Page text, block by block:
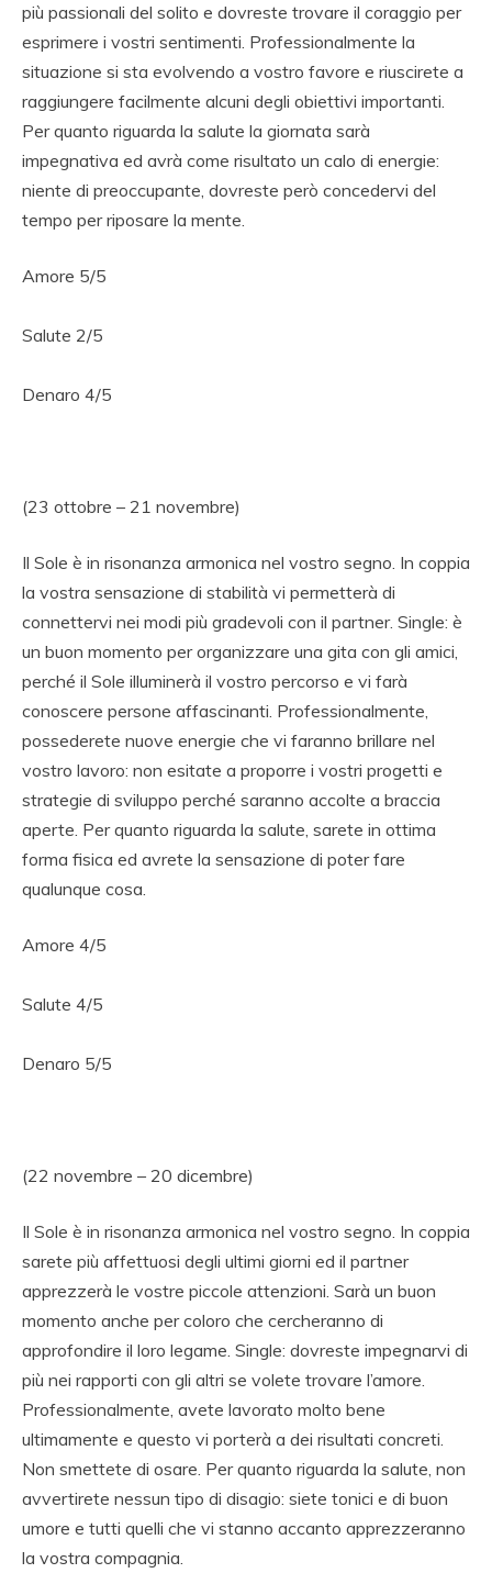
più passionali del solito e dovreste trovare il coraggio per
esprimere i vostri sentimenti. Professionalmente la
situazione si sta evolvendo a vostro favore e riuscirete a
raggiungere facilmente alcuni degli obiettivi importanti.
Per quanto riguarda la salute la giornata sarà
impegnativa ed avrà come risultato un calo di energie:
niente di preoccupante, dovreste però concedervi del
tempo per riposare la mente.
Amore 5/5
Salute 2/5
Denaro 4/5
(23 ottobre – 21 novembre)
Il Sole è in risonanza armonica nel vostro segno. In coppia
la vostra sensazione di stabilità vi permetterà di
connettervi nei modi più gradevoli con il partner. Single: è
un buon momento per organizzare una gita con gli amici,
perché il Sole illuminerà il vostro percorso e vi farà
conoscere persone affascinanti. Professionalmente,
possederete nuove energie che vi faranno brillare nel
vostro lavoro: non esitate a proporre i vostri progetti e
strategie di sviluppo perché saranno accolte a braccia
aperte. Per quanto riguarda la salute, sarete in ottima
forma fisica ed avrete la sensazione di poter fare
qualunque cosa.
Amore 4/5
Salute 4/5
Denaro 5/5
(22 novembre – 20 dicembre)
Il Sole è in risonanza armonica nel vostro segno. In coppia
sarete più affettuosi degli ultimi giorni ed il partner
apprezzerà le vostre piccole attenzioni. Sarà un buon
momento anche per coloro che cercheranno di
approfondire il loro legame. Single: dovreste impegnarvi di
più nei rapporti con gli altri se volete trovare l’amore.
Professionalmente, avete lavorato molto bene
ultimamente e questo vi porterà a dei risultati concreti.
Non smettete di osare. Per quanto riguarda la salute, non
avvertirete nessun tipo di disagio: siete tonici e di buon
umore e tutti quelli che vi stanno accanto apprezzeranno
la vostra compagnia.